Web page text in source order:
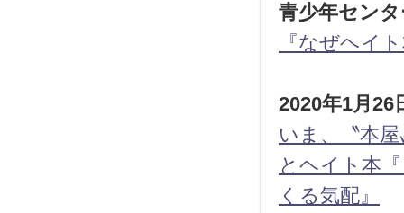
青少年セン
『なぜヘイ
2020年1月26
いま、〝本
とヘイト本
くる気配』